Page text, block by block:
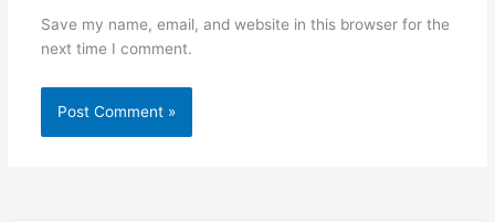
Save my name, email, and website in this browser for the
next time I comment.